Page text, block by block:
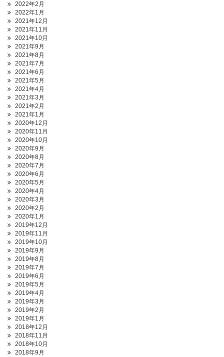
2022年2月
2022年1月
2021年12月
2021年11月
2021年10月
2021年9月
2021年8月
2021年7月
2021年6月
2021年5月
2021年4月
2021年3月
2021年2月
2021年1月
2020年12月
2020年11月
2020年10月
2020年9月
2020年8月
2020年7月
2020年6月
2020年5月
2020年4月
2020年3月
2020年2月
2020年1月
2019年12月
2019年11月
2019年10月
2019年9月
2019年8月
2019年7月
2019年6月
2019年5月
2019年4月
2019年3月
2019年2月
2019年1月
2018年12月
2018年11月
2018年10月
2018年9月